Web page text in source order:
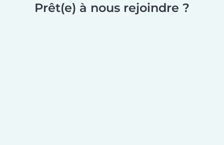
Prêt(e) à nous rejoindre ?